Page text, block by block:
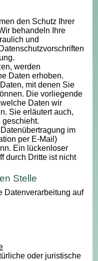
den Schutz Ihrer
behandeln Ihre
und
werden
Daten erhoben.
mit denen Sie
Die vorliegende
Daten wir
Sie erläutert auch,
im
per E-Mail)
Ein lückenloser
durch Dritte ist nicht
Stelle
Datenverarbeitung auf
oder juristische